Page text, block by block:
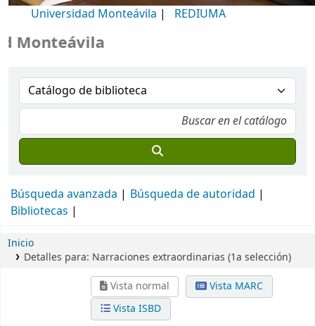
Universidad Monteávila | REDIUMA
Búsqueda avanzada
Búsqueda de autoridad
Bibliotecas
Inicio
Detalles para: Narraciones extraordinarias (1a selección)
Vista normal
Vista MARC
Vista ISBD